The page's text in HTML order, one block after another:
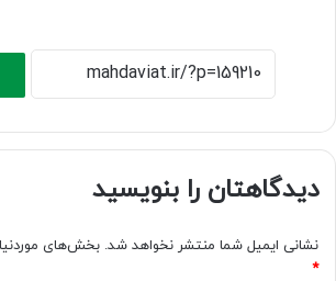
دیدگاهتان را بنویسید
نشانی ایمیل شما منتشر نخواهد شد. بخش‌های
*